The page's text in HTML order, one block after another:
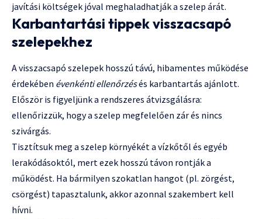
javítási költségek jóval meghaladhatják a szelep árát.
Karbantartási tippek visszacsapó
szelepekhez
A visszacsapó szelepek hosszú távú, hibamentes működése
érdekében évenkénti ellenőrzésés karbantartás ajánlott.
Először is figyeljünk a rendszeres átvizsgálásra:
ellenőrizzük, hogy a szelep megfelelően zár és nincs
szivárgás.
Tisztítsuk meg a szelep környékét a vízkőtől és egyéb
lerakódásoktól, mert ezek hosszú távon rontják a
működést. Ha bármilyen szokatlan hangot (pl. zörgést,
csörgést) tapasztalunk, akkor azonnal szakembert kell
hívni.